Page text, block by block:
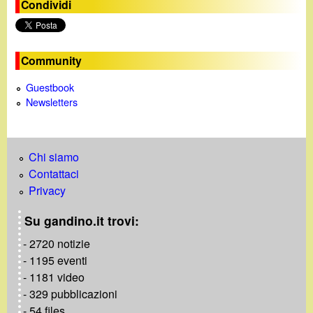
Condividi
Community
Guestbook
Newsletters
Chi siamo
Contattaci
Privacy
Su gandino.it trovi:
- 2720 notizie
- 1195 eventi
- 1181 video
- 329 pubblicazioni